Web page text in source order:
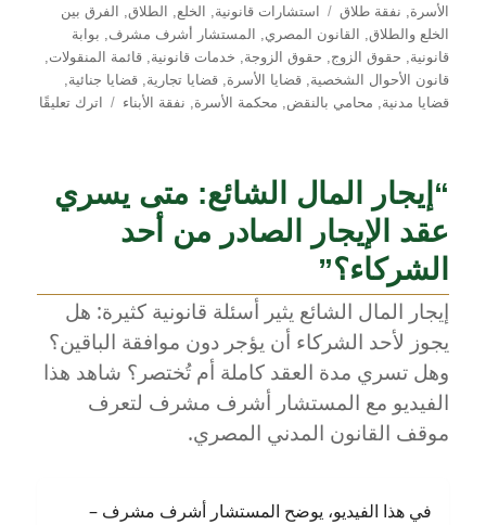
الأسرة
نفقة طلاق الوسوم
استشارات قانونية الخلع الطلاق
الفرق بين
الخلع والطلاق
القانون المصري المستشار أشرف مشرف
بوابة
قانونية
حقوق الزوج حقوق الزوجة خدمات قانونية ,قائمة المنقولات
قانون الأحوال الشخصية ,قضايا الأسرة ,قضايا تجارية ,قضايا جنائية
قضايا مدنية
محامي بالنقض محكمة الأسرة نفقة الأبناء اترك تعليقًا
“إيجار المال الشائع: متى يسري
عقد الإيجار الصادر من أحد
الشركاء؟”
إيجار المال الشائع يثير أسئلة قانونية كثيرة: هل
يجوز لأحد الشركاء أن يؤجر دون موافقة الباقين؟
وهل تسري مدة العقد كاملة أم تُختصر؟ شاهد هذا
الفيديو مع المستشار أشرف مشرف لتعرف
موقف القانون المدني المصري.
في هذا الفيديو، يوضح المستشار أشرف مشرف –